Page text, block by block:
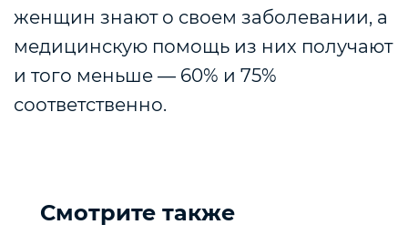
женщин знают о своем заболевании, а
медицинскую помощь из них получают
и того меньше — 60% и 75%
соответственно.
Смотрите также